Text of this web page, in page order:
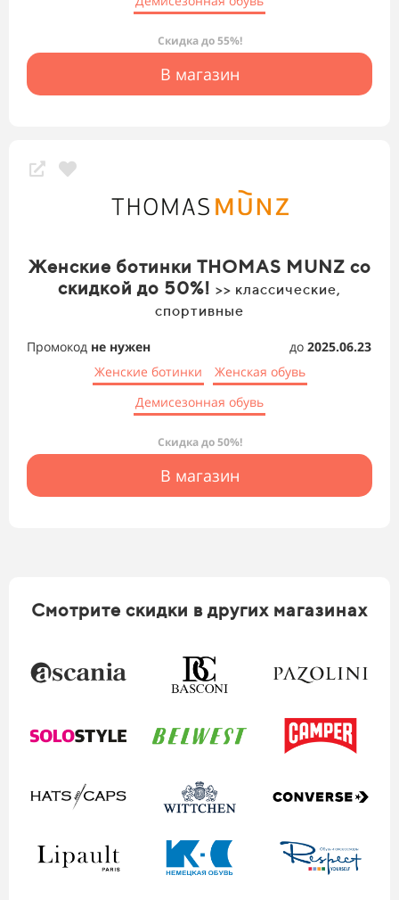
Скидка до 55%!
В магазин
Женские ботинки THOMAS MUNZ со
скидкой до 50%! >> классические,
спортивные
Промокод не нужен до 2025.06.23
Женские ботинки
Женская обувь
Демисезонная обувь
Скидка до 50%!
В магазин
Смотрите скидки в других магазинах